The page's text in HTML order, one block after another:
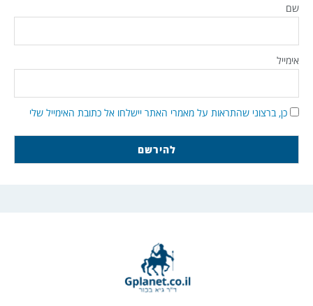
שם
אימייל
כן, ברצוני שהתראות על מאמרי האתר יישלחו אל כתובת האימייל שלי